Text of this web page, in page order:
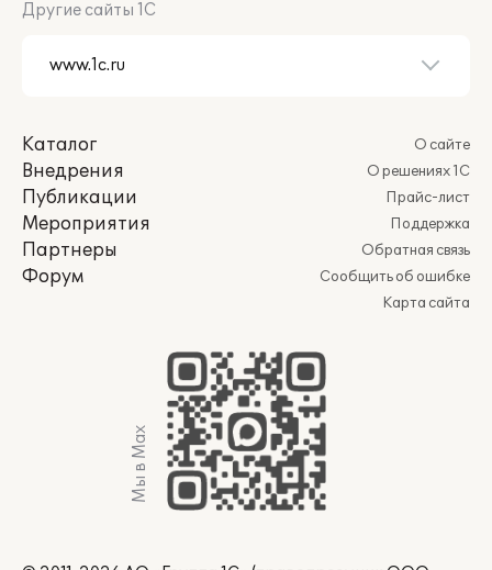
Другие сайты 1С
Каталог
Внедрения
Публикации
Мероприятия
Партнеры
Форум
О сайте
О решениях 1С
Прайс-лист
Поддержка
Обратная связь
Сообщить об ошибке
Карта сайта
Мы в Max